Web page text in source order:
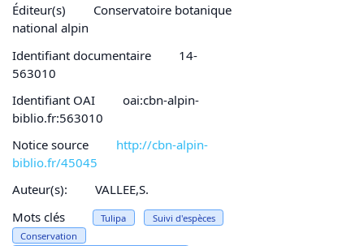
Éditeur(s)
Conservatoire botanique
national alpin
Identifiant documentaire
14-
563010
Identifiant OAI
oai:cbn-alpin-
biblio.fr:563010
Notice source
http://cbn-alpin-
biblio.fr/45045
Auteur(s):
VALLEE,S.
Mots clés
Tulipa
Suivi d'espèces
Conservation